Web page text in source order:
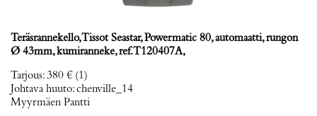
Teräsrannekello, Tissot Seastar, Powermatic 80, automaatti, rungon
Ø 43mm, kumiranneke, ref. T120407A,
Tarjous:380 € (1)
Johtava huuto:chenville_14
Myyrmäen Pantti